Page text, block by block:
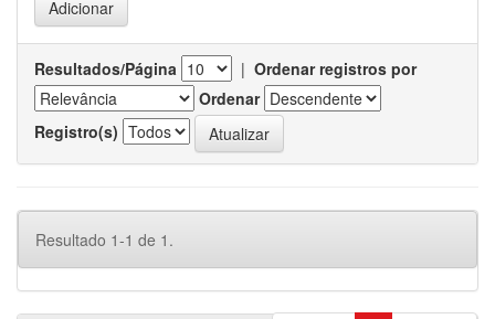
Resultados/Página | Ordenar registros por
Ordenar
Registro(s)
Resultado 1-1 de 1.